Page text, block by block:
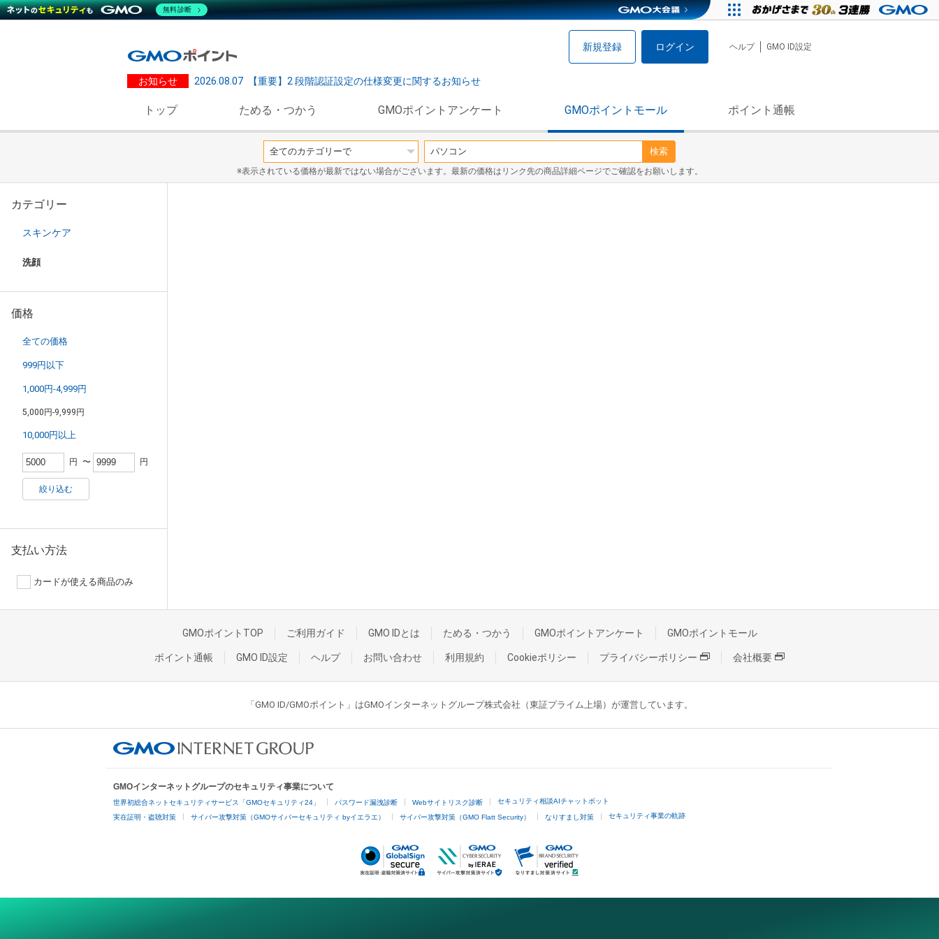
新規登録 ログイン ヘルプ GMO ID設定
お知らせ 2026.08.07 【重要】2 段階認証設定の仕様変更に関するお知らせ
トップ ためる・つかう GMOポイントアンケート GMOポイントモール ポイント通帳
検索
※表示されている価格が最新ではない場合がございます。最新の価格はリンク先の商品詳細ページでご確認をお願いします。
カテゴリー
スキンケア
洗顔
価格
全ての価格
999円以下
1,000円-4,999円
5,000円-9,999円
10,000円以上
円 〜 円
絞り込む
支払い方法
カードが使える商品のみ
GMOポイントTOP ご利用ガイド GMO IDとは ためる・つかう GMOポイントアンケート GMOポイントモール
ポイント通帳 GMO ID設定 ヘルプ お問い合わせ 利用規約 Cookieポリシー プライバシーポリシー 会社概要
「GMO ID/GMOポイント」はGMOインターネットグループ株式会社（東証プライム上場）が運営しています。
GMOインターネットグループのセキュリティ事業について
世界初総合ネットセキュリティサービス「GMOセキュリティ24」 パスワード漏洩診断 Webサイトリスク診断 セキュリティ相談AIチャットボット
実在証明・盗聴対策 サイバー攻撃対策（GMOサイバーセキュリティ byイエラエ） サイバー攻撃対策（GMO Flatt Security） なりすまし対策 セキュリティ事業の軌跡
無料診断